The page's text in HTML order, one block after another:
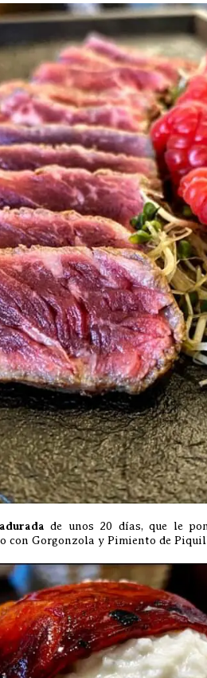
de unos 20 días, que le
con Gorgonzola y Pimiento de